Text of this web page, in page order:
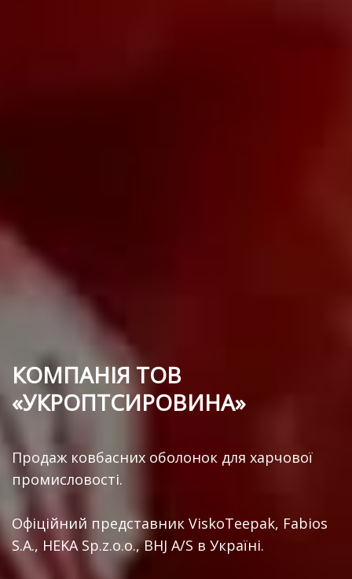
КОМПАНІЯ ТОВ
«УКРОПТСИРОВИНА»
Продаж ковбасних оболонок для харчової
промисловості.
Офіційний представник ViskoTeepak, Fabios
S.A., HEKA Sp.z.o.o., BHJ A/S в Україні.